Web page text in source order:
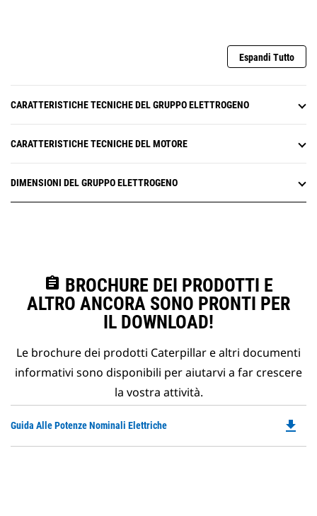
Espandi Tutto
CARATTERISTICHE TECNICHE DEL GRUPPO ELETTROGENO
CARATTERISTICHE TECNICHE DEL MOTORE
DIMENSIONI DEL GRUPPO ELETTROGENO
assignment BROCHURE DEI PRODOTTI E
ALTRO ANCORA SONO PRONTI PER
IL DOWNLOAD!
Le brochure dei prodotti Caterpillar e altri documenti
informativi sono disponibili per aiutarvi a far crescere
la vostra attività.
Guida Alle Potenze Nominali Elettriche file_download